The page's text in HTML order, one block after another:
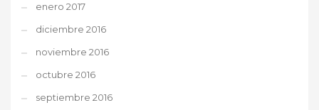
enero 2017
diciembre 2016
noviembre 2016
octubre 2016
septiembre 2016